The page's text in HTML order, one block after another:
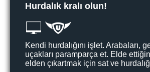
Hurdalık kralı olun!
Kendi hurdalığını işlet. Arabaları,
uçakları paramparça et. Elde
elden çıkartmak için sat ve